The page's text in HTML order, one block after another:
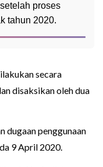
proses
tahun 2020.
secara
disaksikan oleh dua
dugaan penggunaan
9 April 2020.